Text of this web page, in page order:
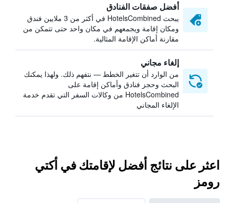
أفضل صفقات الفنادق
يبحث HotelsCombined في أكثر من 3 ملايين فندق
ومكان إقامة ويجمعهم في مكان واحد حتى تتمكن من
مقارنة أماكن الإقامة المثالية.
إلغاء مجاني
من الوارد أن تتغير الخطط — نتفهم ذلك. ولهذا يمكنك
البحث وحجز فنادق وأماكن إقامة على
HotelsCombined من وكالات السفر التي تقدم خدمة
الإلغاء المجاني
اعثر على نتائج أفضل لإقامتك في أكتي
رومز